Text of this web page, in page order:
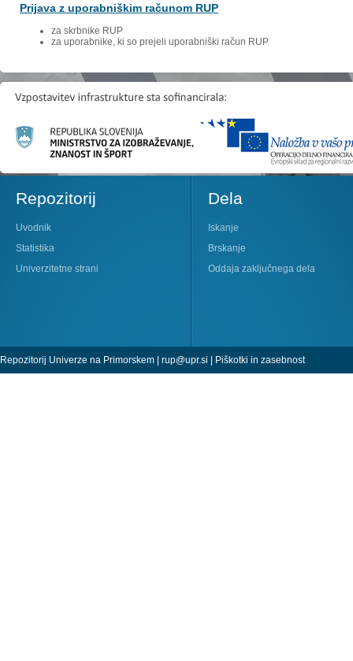
Prijava z uporabniškim računom RUP
za skrbnike RUP
za uporabnike, ki so prejeli uporabniški račun RUP
Repozitorij
Uvodnik
Statistika
Univerzitetne strani
Dela
Iskanje
Brskanje
Oddaja zaključnega dela
Repozitorij Univerze na Primorskem | rup@upr.si | Piškotki in zasebnost